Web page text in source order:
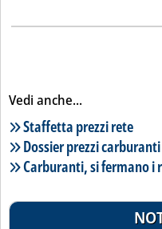
Vedi anche...
Lista notizie correlate
Staffetta prezzi rete
Dossier prezzi carburanti
Carburanti, si fermano i